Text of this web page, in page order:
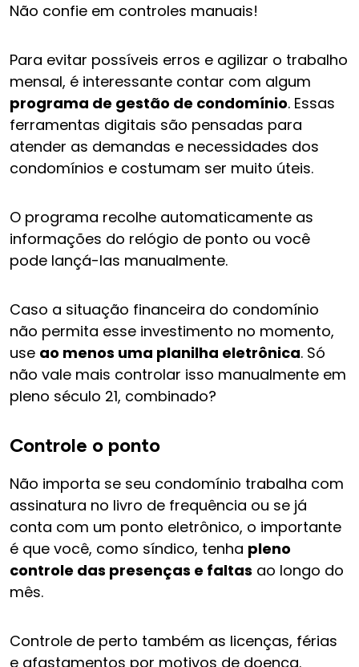
Não confie em controles manuais!
Para evitar possíveis erros e agilizar o trabalho
mensal, é interessante contar com algum
programa de gestão de condomínio. Essas
ferramentas digitais são pensadas para
atender as demandas e necessidades dos
condomínios e costumam ser muito úteis.
O programa recolhe automaticamente as
informações do relógio de ponto ou você
pode lançá-las manualmente.
Caso a situação financeira do condomínio
não permita esse investimento no momento,
use ao menos uma planilha eletrônica. Só
não vale mais controlar isso manualmente em
pleno século 21, combinado?
Controle o ponto
Não importa se seu condomínio trabalha com
assinatura no livro de frequência ou se já
conta com um ponto eletrônico, o importante
é que você, como síndico, tenha pleno
controle das presenças e faltas ao longo do
mês.
Controle de perto também as licenças, férias
e afastamentos por motivos de doença.